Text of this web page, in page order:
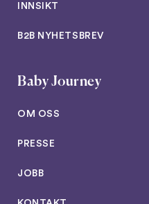
INNSIKT
B2B NYHETSBREV
Baby Journey
OM OSS
PRESSE
JOBB